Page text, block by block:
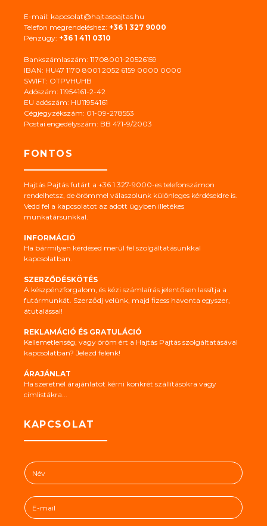
E-mail: kapcsolat@hajtaspajtas.hu
Telefon megrendeléshez: +36 1 327 9000
Pénzügy: +36 1 411 0310
Bankszámlaszám: 11708001-20526159
IBAN: HU47 1170 8001 2052 6159 0000 0000
SWIFT: OTPVHUHB
Adószám: 11954161-2-42
EU adószám: HU11954161
Cégjegyzékszám: 01-09-278553
Postai engedélyszám: BB 471-9/2003
FONTOS
Hajtás Pajtás futárt a +36 1 327-9000-es telefonszámon
rendelhetsz, de örömmel válaszolunk különleges kérdéseidre is.
Vedd fel a kapcsolatot az adott ügyben illetékes
munkatársunkkal.
INFORMÁCIÓ
Ha bármilyen kérdésed merül fel szolgáltatásunkkal
kapcsolatban.
SZERZŐDÉSKÖTÉS
A készpénzforgalom, és kézi számlaírás jelentősen lassítja a
futármunkát. Szerződj velünk, majd fizess havonta egyszer,
átutalással!
REKLAMÁCIÓ ÉS GRATULÁCIÓ
Kellemetlenség, vagy öröm ért a Hajtás Pajtás szolgáltatásával
kapcsolatban? Jelezd felénk!
ÁRAJÁNLAT
Ha szeretnél árajánlatot kérni konkrét szállításokra vagy
címlistákra...
KAPCSOLAT
N
é
*E
-